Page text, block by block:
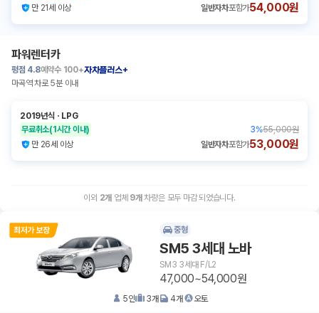
만 21세 이상
일반자차포함가54,000원
파워렌터카
평점 4.8예약수 100+자차플러스+
마곡역 차로 5분 이내
2019년식 ㆍ LPG
무료취소(1시간 이내) 3%55,000원
만 26세 이상
일반자차포함가53,000원
이외 2개 업체 9개 차량은 모두 마감 되었습니다.
중형
SM5 3세대 노바
SM3 3세대 F/L2
47,000~54,000원
5인 3개 4개 오토